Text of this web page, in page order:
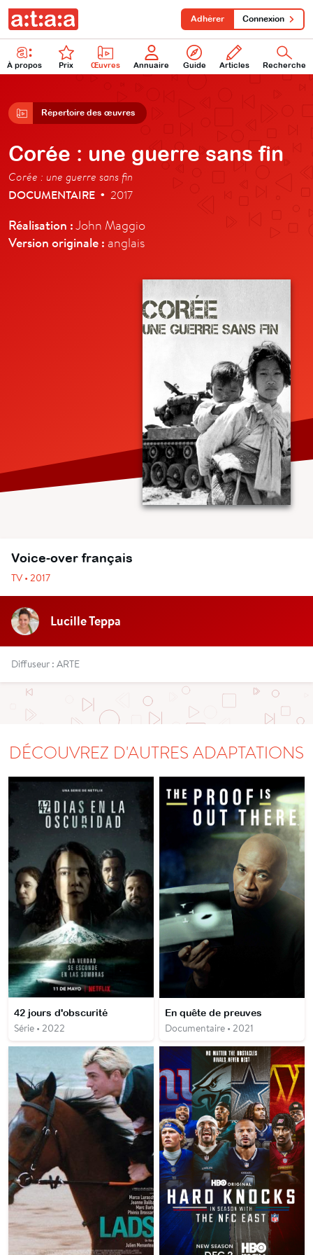
À propos Prix Œuvres Annuaire Guide Articles Recherche
Adhérer Connexion
Répertoire des œuvres
Corée : une guerre sans fin
Corée : une guerre sans fin
DOCUMENTAIRE • 2017
Réalisation :John Maggio
Version originale : anglais
Voice-over français
TV • 2017
Lucille Teppa
Diffuseur : ARTE
DÉCOUVREZ D'AUTRES ADAPTATIONS
42 jours d'obscurité
Série • 2022
En quête de preuves
Documentaire • 2021